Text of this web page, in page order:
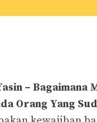
– Bagaimana
Orang Yang